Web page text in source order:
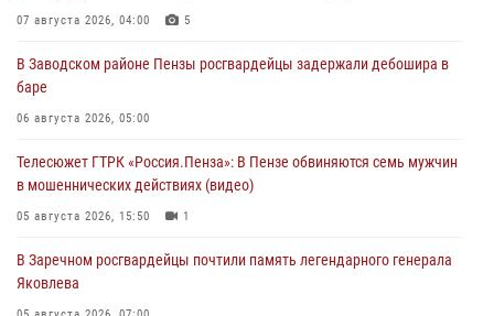
07 августа 2026, 04:00 5
В Заводском районе Пензы росгвардейцы задержали дебошира в
баре
06 августа 2026, 05:00
Телесюжет ГТРК «Россия.Пенза»: В Пензе обвиняются семь мужчин
в мошеннических действиях (видео)
05 августа 2026, 15:50 1
В Заречном росгвардейцы почтили память легендарного генерала
Яковлева